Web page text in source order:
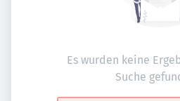
Es wurden keine
Suche